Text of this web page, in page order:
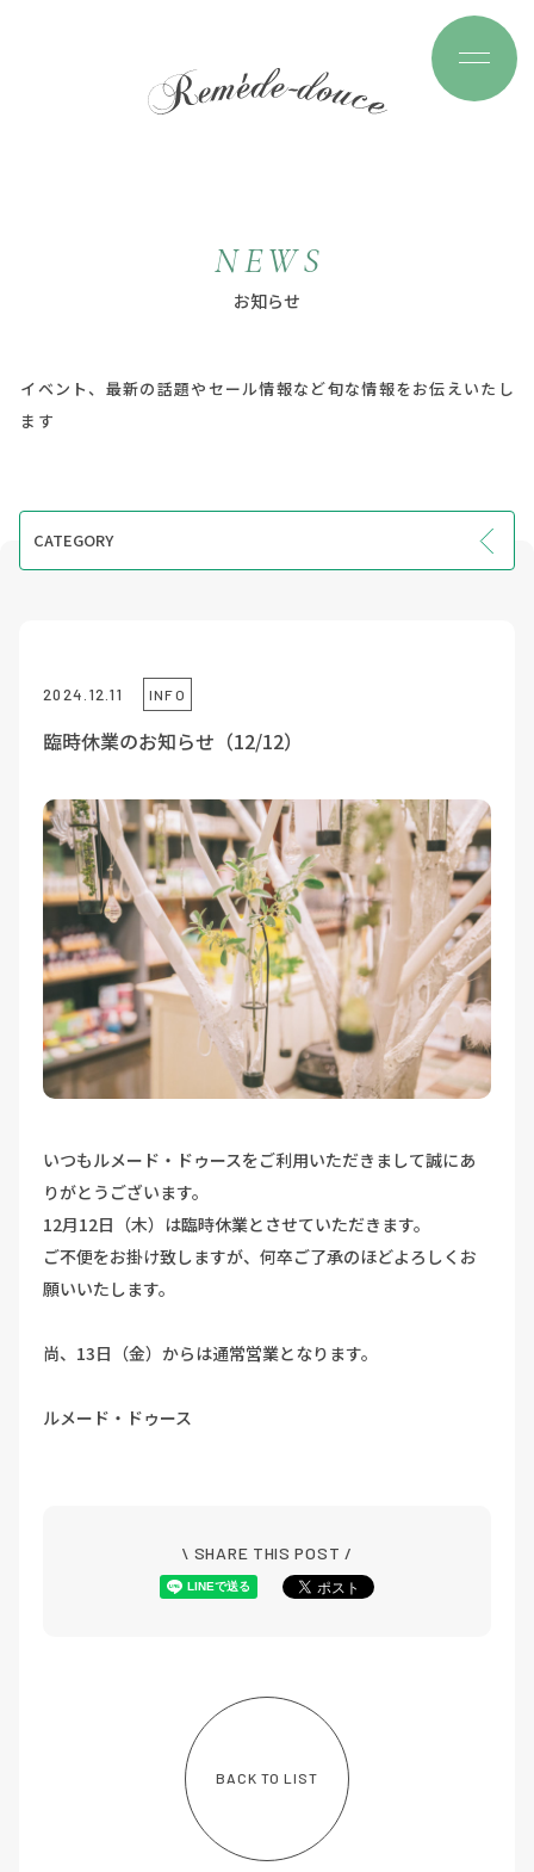
NEWS
お知らせ
イベント、最新の話題やセール情報など旬な情報をお伝えいたし
ます
CATEGORY
VOICE
2024.12.11 INFO
臨時休業のお知らせ（12/12）
いつもルメード・ドゥースをご利用いただきまして誠にあ
りがとうございます。
12月12日（木）は臨時休業とさせていただきます。
ご不便をお掛け致しますが、何卒ご了承のほどよろしくお
願いいたします。
尚、13日（金）からは通常営業となります。
ルメード・ドゥース
\ SHARE THIS POST /
BACK TO LIST